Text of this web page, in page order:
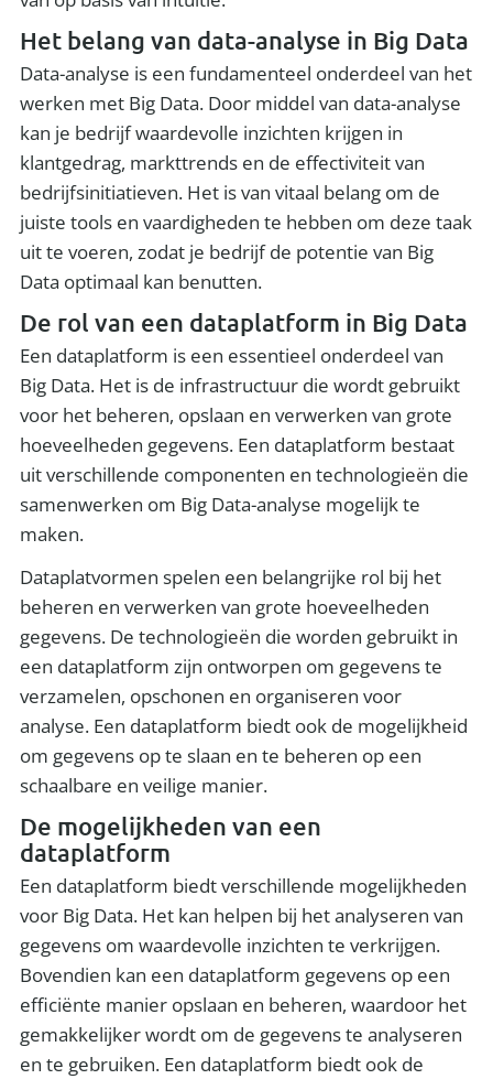
Het belang van data-analyse in Big Data
Data-analyse is een fundamenteel onderdeel van het
werken met Big Data. Door middel van data-analyse
kan je bedrijf waardevolle inzichten krijgen in
klantgedrag, markttrends en de effectiviteit van
bedrijfsinitiatieven. Het is van vitaal belang om de
juiste tools en vaardigheden te hebben om deze taak
uit te voeren, zodat je bedrijf de potentie van Big
Data optimaal kan benutten.
De rol van een dataplatform in Big Data
Een dataplatform is een essentieel onderdeel van
Big Data. Het is de infrastructuur die wordt gebruikt
voor het beheren, opslaan en verwerken van grote
hoeveelheden gegevens. Een dataplatform bestaat
uit verschillende componenten en technologieën die
samenwerken om Big Data-analyse mogelijk te
maken.
Dataplatvormen spelen een belangrijke rol bij het
beheren en verwerken van grote hoeveelheden
gegevens. De technologieën die worden gebruikt in
een dataplatform zijn ontworpen om gegevens te
verzamelen, opschonen en organiseren voor
analyse. Een dataplatform biedt ook de mogelijkheid
om gegevens op te slaan en te beheren op een
schaalbare en veilige manier.
De mogelijkheden van een
dataplatform
Een dataplatform biedt verschillende mogelijkheden
voor Big Data. Het kan helpen bij het analyseren van
gegevens om waardevolle inzichten te verkrijgen.
Bovendien kan een dataplatform gegevens op een
efficiënte manier opslaan en beheren, waardoor het
gemakkelijker wordt om de gegevens te analyseren
en te gebruiken. Een dataplatform biedt ook de